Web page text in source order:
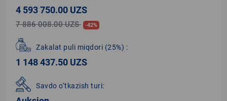
4 593 750.00 UZS
7 886 008.00 UZS -42%
Zakalat puli miqdori (25%) :
1 148 437.50 UZS
Savdo o‘tkazish turi: